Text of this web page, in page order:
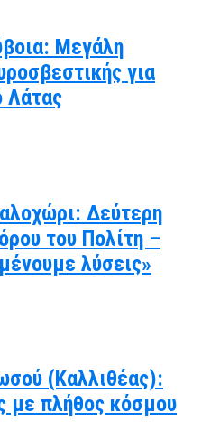
Μεγάλη
για
Λάτας
Δεύτερη
του Πολίτη –
λύσεις»
(Καλλιθέας):
με πλήθος κόσμου